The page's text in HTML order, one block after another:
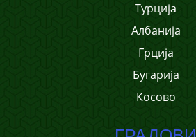
Турција
Албанија
Грција
Бугарија
Косово